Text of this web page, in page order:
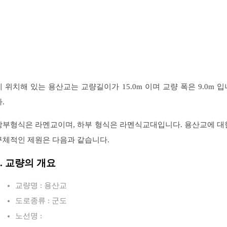
위치해 있는 용산교는 교량길이가 15.0m 이며 교량 폭은 9.0m 입
.
부형식은 라멘교이며, 하부 형식은 라멘식교대입니다. 용산교에 대
체적인 제원은 다음과 같습니다.
교량의 개요
교량명 : 용산교
도로종류 : 군도
노선명 :